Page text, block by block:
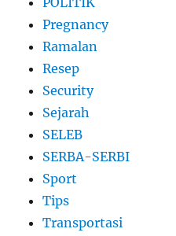
Pregnancy
Ramalan
Resep
Security
Sejarah
SELEB
SERBA-SERBI
Sport
Tips
Transportasi